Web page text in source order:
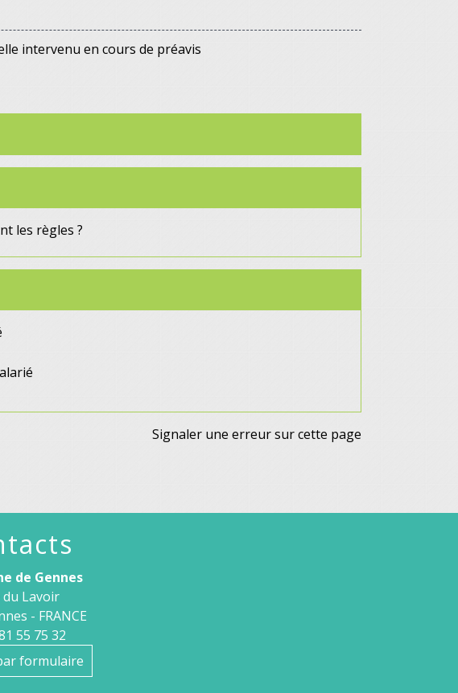
intervenu en cours de préavis
les règles ?
Signaler une erreur sur cette page
de Gennes
du Lavoir
- FRANCE
55 75 32
formulaire